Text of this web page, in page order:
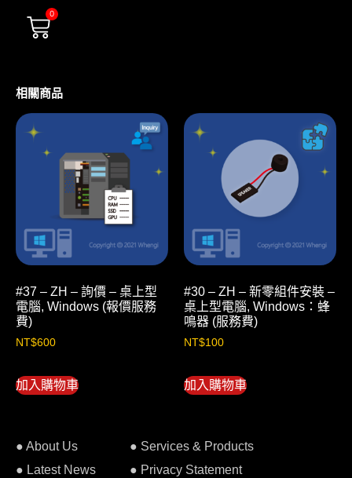
0
相關商品
#37 – ZH – 詢價 – 桌上型
電腦, Windows (報價服務
費)
NT$600
加入購物車
#30 – ZH – 新零組件安裝 –
桌上型電腦, Windows：蜂
鳴器 (服務費)
NT$100
加入購物車
● About Us
● Latest News
● Services & Products
● Privacy Statement